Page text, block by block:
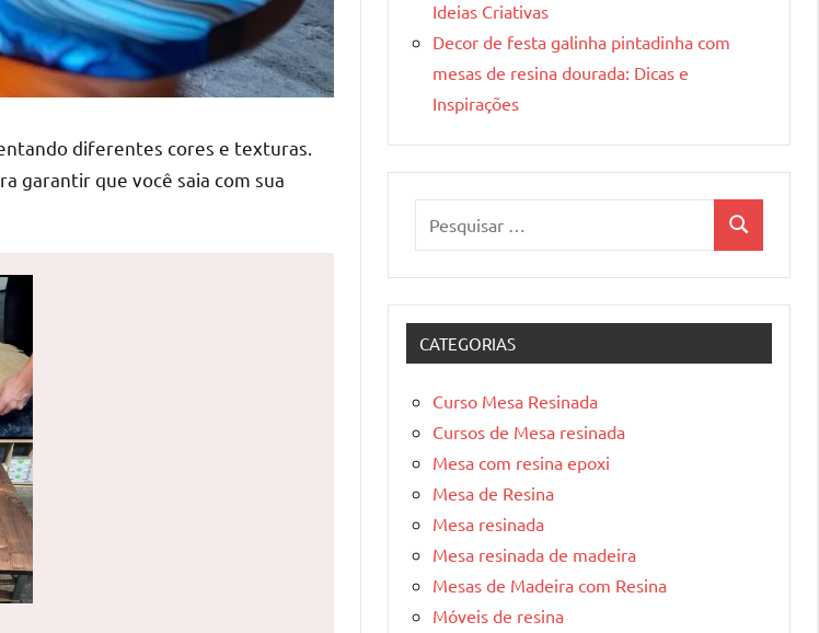
diferentes cores e texturas.
garantir que você saia com sua
Ideias Criativas
Decor de festa galinha pintadinha com
mesas de resina dourada: Dicas e
Inspirações
Pesquisa
CATEGORIAS
Curso Mesa Resinada
Cursos de Mesa resinada
Mesa com resina epoxi
Mesa de Resina
Mesa resinada
Mesa resinada de madeira
Mesas de Madeira com Resina
Móveis de resina